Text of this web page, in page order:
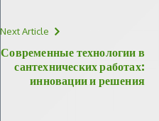
Next Article
Современные технологии в
сантехнических работах:
инновации и решения